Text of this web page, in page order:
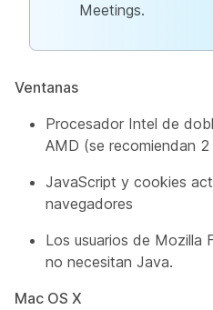
Meetings.
Ventanas
Procesador Intel de
AMD (se recomiendan
JavaScript y cookies
navegadores
Los usuarios de Mozilla
no necesitan Java.
Mac OS X